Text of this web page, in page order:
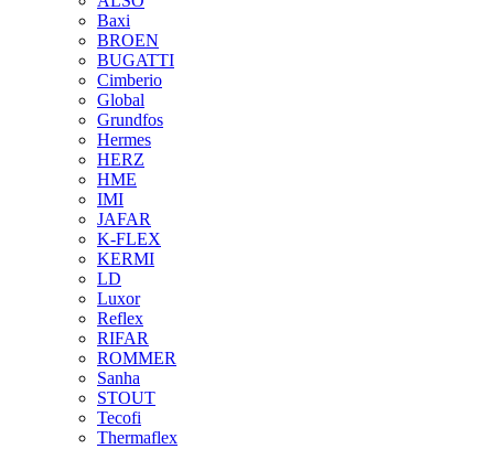
Baxi
BROEN
BUGATTI
Cimberio
Global
Grundfos
Hermes
HERZ
HME
IMI
JAFAR
K-FLEX
KERMI
LD
Luxor
Reflex
RIFAR
ROMMER
Sanha
STOUT
Tecofi
Thermaflex